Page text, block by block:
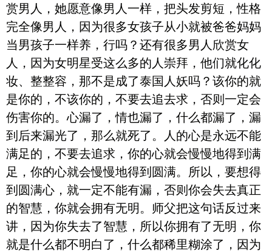
赏男人，她愿意像男人一样，把头发剪短，性格
完全像男人，因为很多女孩子从小就被爸爸妈妈
当男孩子一样养，行吗？还有很多男人欣赏女
人，因为女明星受这么多的人崇拜，他们就化化
妆、整整容，那不是成了泰国人妖吗？该你的就
是你的，不该你的，不要去追去求，否则一定会
伤害你的。心漏了，情也漏了，什么都漏了，漏
到后来漏光了，那么就死了。人的心是永远不能
满足的，不要去追求，你的心就会慢慢地得到满
足，你的心就会慢慢地得到圆满。所以，要想得
到圆满心，就一定不能有漏，否则你会失去真正
的智慧，你就会拥有无明。师父把这句话反过来
讲，因为你失去了智慧，所以你拥有了无明，你
就是什么都不明白了，什么都稀里糊涂了，因为